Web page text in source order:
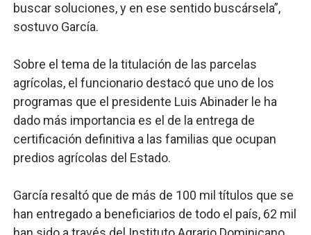
buscar soluciones, y en ese sentido buscársela”,
sostuvo García.
Sobre el tema de la titulación de las parcelas
agrícolas, el funcionario destacó que uno de los
programas que el presidente Luis Abinader le ha
dado más importancia es el de la entrega de
certificación definitiva a las familias que ocupan
predios agrícolas del Estado.
García resaltó que de más de 100 mil títulos que se
han entregado a beneficiarios de todo el país, 62 mil